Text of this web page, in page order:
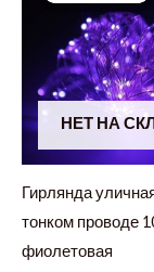
НЕТ НА
Гирлянда
тонком проводе
фиолетовая